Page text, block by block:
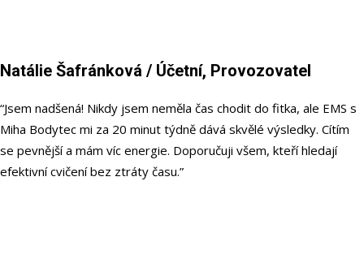
Natálie Šafránková / Účetní, Provozovatel
“Jsem nadšená! Nikdy jsem neměla čas chodit do fitka, ale EMS s
Miha Bodytec mi za 20 minut týdně dává skvělé výsledky. Cítím
se pevnější a mám víc energie. Doporučuji všem, kteří hledají
efektivní cvičení bez ztráty času.”